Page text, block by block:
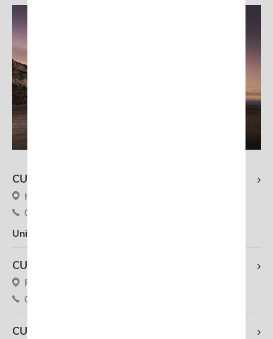
CUPRA Autosphere Gruppe Eupen
Herbesthaler Strasse 138, 4700 Eupen
087 595350
Uniquement entretien et services
CUPRA Groupe Autosphere Arlon
Rue Claude Berg 11, 6700 Arlon
063 33 00 70
CUPRA Groupe Autosphere Chênée